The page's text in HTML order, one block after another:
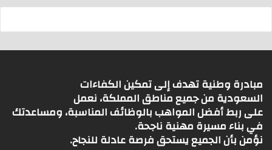
مبادرة وطنية تهدف إلى تمكين الكفاءات
السعودية من جميع مناطق المملكة، نعمل
على ربط أفضل المواهب بالوظائف المناسبة، ومساعدتك
في بناء مسيرة مهنية ناجحة.
نؤمن بأن الجميع يستحق فرصة عادلة للنجاح.